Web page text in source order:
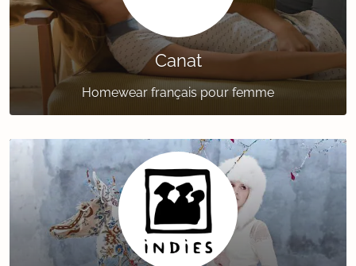
Canat
Homewear français pour femme